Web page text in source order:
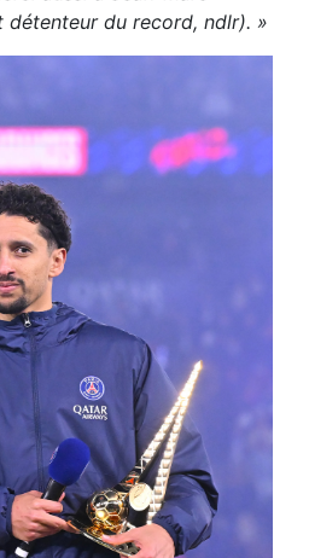
détenteur du record, ndlr). »